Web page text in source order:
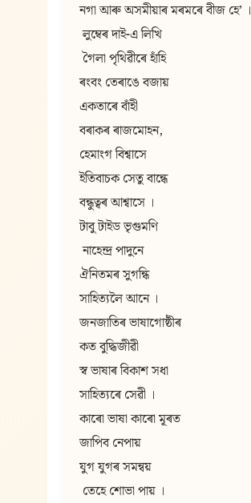
নগা আৰু অসমীয়াৰ মৰমৰে বীজ হে’ ।
লুম্বেৰ দাই-এ লিখি
গৈলা পৃথিৱীৰে হাঁহি
ৰংবং তেৰাঙে বজায়
একতাৰে বাঁহী
বৰাকৰ ৰাজমোহন,
হেমাংগ বিশ্বাসে
ইতিবাচক সেতু বান্ধে
বন্ধুত্বৰ আশ্বাসে ।
টাবু টাইড ভৃগুমণি
নাহেন্দ্র পাদুনে
ঐনিতমৰ সুগন্ধি
সাহিত্যলৈ আনে ।
জনজাতিৰ ভাষাগোষ্ঠীৰ
কত বুদ্ধিজীৱী
স্ব ভাষাৰ বিকাশ সধা
সাহিত্যৰে সেৱী ।
কাৰো ভাষা কাৰো মূৰত
জাপিব নেপায়
যুগ যুগৰ সমন্বয়
তেহে শোভা পায় ।